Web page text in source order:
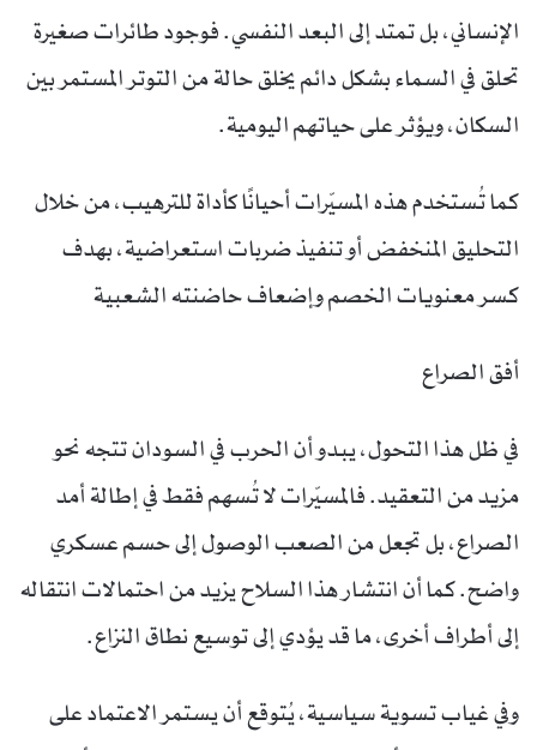
الإنساني، بل تمتد إلى البعد النفسي. فوجود طائرات صغيرة
تحلق في السماء بشكل دائم يخلق حالة من التوتر المستمر بين
السكان، ويؤثر على حياتهم اليومية.
كما تُستخدم هذه المسيّرات أحيانًا كأداة للترهيب، من خلال
التحليق المنخفض أو تنفيذ ضربات استعراضية، بهدف
كسر معنويات الخصم وإضعاف حاضنته الشعبية
أفق الصراع
في ظل هذا التحول، يبدو أن الحرب في السودان تتجه نحو
مزيد من التعقيد. فالمسيّرات لا تُسهم فقط في إطالة أمد
الصراع، بل تجعل من الصعب الوصول إلى حسم عسكري
واضح. كما أن انتشار هذا السلاح يزيد من احتمالات انتقاله
إلى أطراف أخرى، ما قد يؤدي إلى توسيع نطاق النزاع.
وفي غياب تسوية سياسية، يُتوقع أن يستمر الاعتماد على